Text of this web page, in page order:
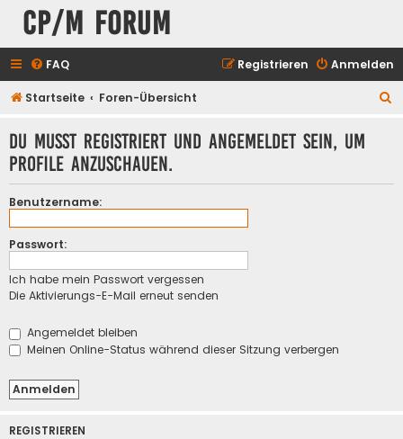
CP/M Forum
FAQ Anmelden
Registrieren
Startseite Foren-Übersicht
Du musst registriert und angemeldet sein, um
Profile anzuschauen.
Benutzername:
Passwort:
Ich habe mein Passwort vergessen
Die Aktivierungs-E-Mail erneut senden
Angemeldet bleiben
Meinen Online-Status während dieser Sitzung verbergen
REGISTRIEREN